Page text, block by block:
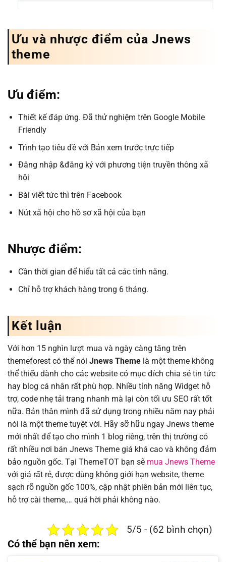
Ưu và nhược điểm của Jnews
theme
Ưu điểm:
Thiết kế đáp ứng. Đã thử nghiệm trên Google Mobile
Friendly
Trình tạo tiêu đề với Bản xem trước trực tiếp
Đăng nhập &đăng ký với phương tiện truyền thông xã
hội
Bài viết tức thì trên Facebook
Nút xã hội cho hồ sơ xã hội của bạn
Nhược điểm:
Cần thời gian để hiểu tất cả các tính năng.
Chỉ hỗ trợ khách hàng trong 6 tháng.
Kết luận
Với hơn 15 nghìn lượt mua và ngày càng tăng trên
themeforest có thể nói Jnews Theme là một theme không
thể thiếu dành cho các website có mục đích chia sẻ tin tức
hay blog cá nhân rất phù hợp. Nhiều tính năng Widget hỗ
trợ, code nhẹ tải trang nhanh mà lại còn tối ưu SEO rất tốt
nữa. Bản thân mình đã sử dụng trong nhiều năm nay phải
nói là một theme tuyệt vời. Hãy sỡ hữu ngay Jnews theme
mới nhất để tạo cho mình 1 blog riêng, trên thị trường có
rất nhiều nơi bán Jnews Theme giá khá cao và không đảm
bảo nguồn gốc. Tại ThemeTOT bạn sẽ mua Jnews Theme
với giá rất rẻ, được dùng không giới hạn website, theme
sạch rõ nguồn gốc 100%, cập nhật phiên bản mới liên tục,
hỗ trợ cài theme,… quá hời phải không nào.
5/5 - (62 bình chọn)
Có thể bạn nên xem: